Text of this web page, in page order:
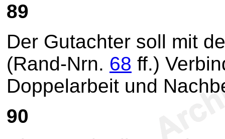
89
Der Gutachter soll mit
(Rand-Nrn. 68 ff.)
Doppelarbeit und
90